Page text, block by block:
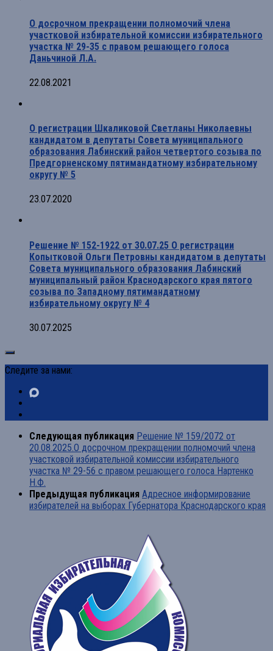
О досрочном прекращении полномочий члена
участковой избирательной комиссии избирательного
участка № 29-35 с правом решающего голоса
Даньчиной Л.А.
22.08.2021
О регистрации Шкаликовой Светланы Николаевны
кандидатом в депутаты Совета муниципального
образования Лабинский район четвертого созыва по
Предгорненскому пятимандатному избирательному
округу № 5
23.07.2020
Решение № 152-1922 от 30.07.25 О регистрации
Копытковой Ольги Петровны кандидатом в депутаты
Совета муниципального образования Лабинский
муниципальный район Краснодарского края пятого
созыва по Западному пятимандатному
избирательному округу № 4
30.07.2025
Следите за нами:
Следующая публикация Решение № 159/2072 от
20.08.2025.О досрочном прекращении полномочий члена
участковой избирательной комиссии избирательного
участка № 29-56 с правом решающего голоса Нартенко
Н.Ф.
Предыдущая публикация Адресное информирование
избирателей на выборах Губернатора Краснодарского края